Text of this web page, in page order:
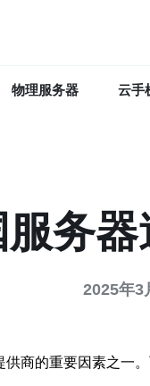
物理服务器 云手
务器
2025年3
商的重要因素之